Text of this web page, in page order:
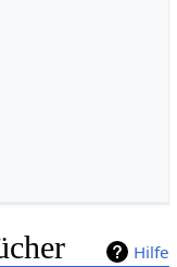
Hilfe